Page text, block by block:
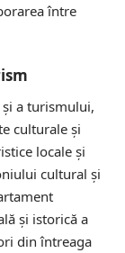
între
a turismului,
culturale și
locale și
cultural și
și istorică a
din întreaga